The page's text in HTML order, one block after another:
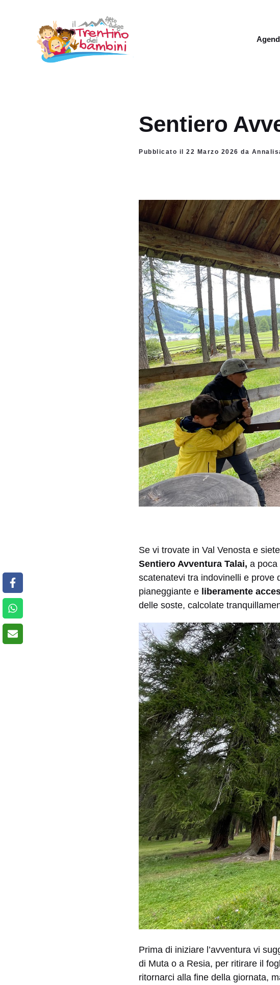
contenuto
Sentiero
Pubblicato il 22 Marzo 2026 da
Se vi trovate in Val Venosta e
Sentiero Avventura Talai, a poca
scatenatevi tra indovinelli e prove
pianeggiante e liberamente
delle soste, calcolate
Prima di iniziare l’avventura vi
di Muta o a Resia, per ritirare il
ritornarci alla fine della giornata,